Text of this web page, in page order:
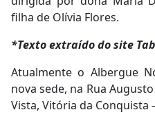
filha de Olívia Flores.
*Texto extraído do site
Atualmente o Albergue
nova sede, na Rua
Vista, Vitória da Conquista